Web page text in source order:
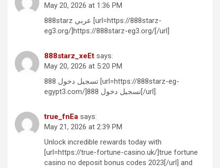
May 20, 2026 at 1:36 PM
888starz عربي [url=https://888starz-
eg3.org/]https://888starz-eg3.org/[/url]
888starz_xeEt says:
May 20, 2026 at 5:20 PM
تسجيل دخول 888 [url=https://888starz-eg-
egypt3.com/]تسجيل دخول 888[/url].
true_fnEa says:
May 21, 2026 at 2:39 PM
Unlock incredible rewards today with
[url=https://true-fortune-casino.uk/]true fortune
casino no deposit bonus codes 2023[/url] and